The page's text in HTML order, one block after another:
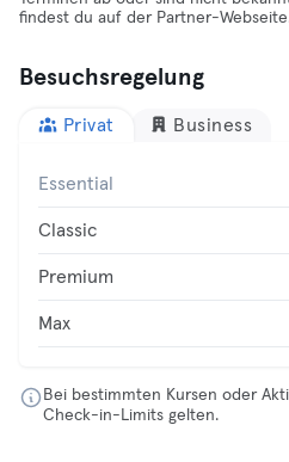
findest du auf der Partner-
Besuchsregelung
Privat Business
Essential
Classic
Premium
Max
Bei bestimmten Kursen oder
Check-in-Limits gelten.